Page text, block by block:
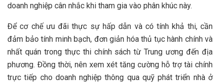
doanh nghiệp cân nhắc khi tham gia vào phân khúc này.
Để cơ chế ưu đãi thực sự hấp dẫn và có tính khả thi, cần
đảm bảo tính minh bạch, đơn giản hóa thủ tục hành chính và
nhất quán trong thực thi chính sách từ Trung ương đến địa
phương. Đồng thời, nên xem xét tăng cường hỗ trợ tài chính
trực tiếp cho doanh nghiệp thông qua quỹ phát triển nhà ở